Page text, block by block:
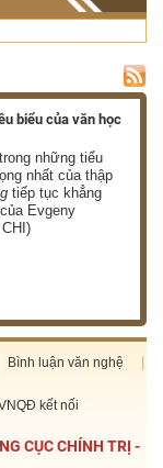
đề: Trường Sơn -
quên
điện ảnh tiêu
hiện chân thực
chiến đấu, lao
sinh
Bình luận văn nghệ
kết nối
CỤC CHÍNH TRỊ -